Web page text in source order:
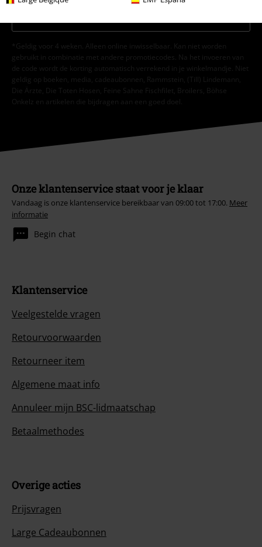
*Geldig voor 4 weken. Alleen online inwisselbaar. Kan niet worden
gebruikt in combinatie met andere promotiecodes. Na het invoeren van
de code wordt de korting automatisch verrekend in je winkelmandje. Niet
geldig op boeken, media, cadeaubonnen, Rammstein, (Till) Lindemann,
Die Ärzte, Die Toten Hosen, Feine Sahne Fischfilet, Broilers, Böhse
Onkelz en artikelen die bijdragen aan een goed doel.
Onze klantenservice staat voor je klaar
Vandaag is onze klantenservice bereikbaar van 09:00 tot 17:00. Meer
informatie
Begin chat
Klantenservice
Veelgestelde vragen
Retourvoorwaarden
Retourneer item
Algemene maat info
Annuleer mijn BSC-lidmaatschap
Betaalmethodes
Overige acties
Prijsvragen
Large Cadeaubonnen